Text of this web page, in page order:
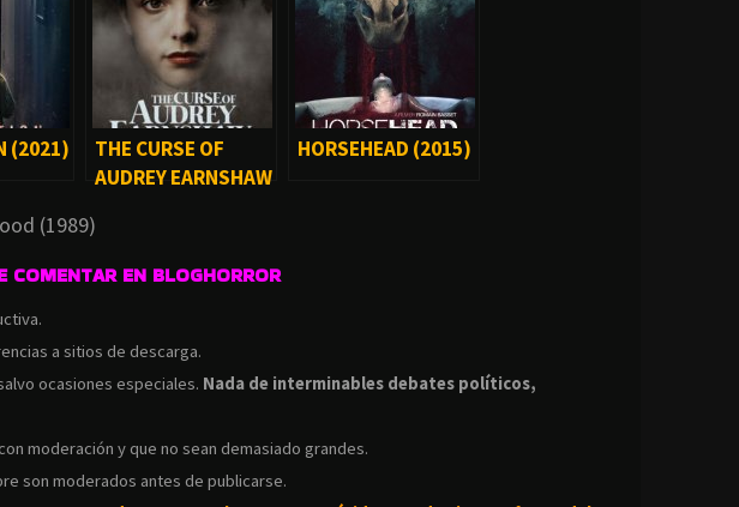
(2021)
THE CURSE OF
AUDREY EARNSHAW
HORSEHEAD (2015)
(1989)
COMENTAR EN BLOGHORROR
a sitios de descarga.
ocasiones especiales. Nada de interminables debates políticos,
moderación y que no sean demasiado grandes.
son moderados antes de publicarse.